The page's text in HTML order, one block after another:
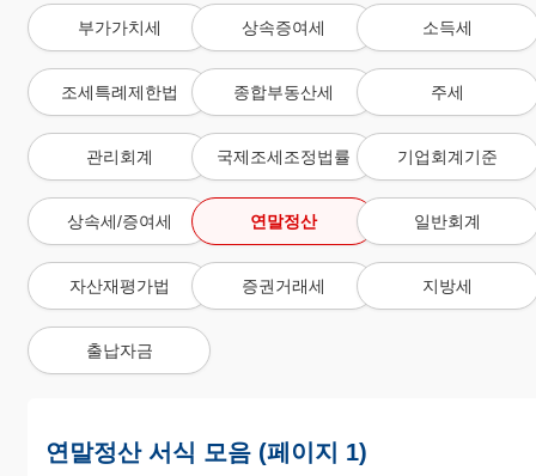
부가가치세 상속증여세 소득세
조세특례제한법 종합부동산세 주세
관리회계 국제조세조정법률 기업회계기준
상속세/증여세 연말정산 일반회계
자산재평가법 증권거래세 지방세
출납자금
연말정산 서식 모음 (페이지 1)